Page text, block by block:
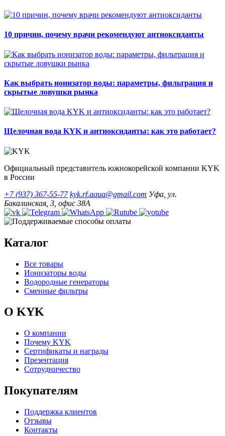
10 причин, почему врачи рекомендуют антиоксиданты
Как выбрать ионизатор воды: параметры, фильтрация и
скрытые ловушки рынка
Щелочная вода KYK и антиоксиданты: как это работает?
Официальный представитель южнокорейской компании KYK
в России
+7 (937) 367-55-77 kyk.rf.aqua@gmail.com Уфа, ул.
Бакалинская, 3, офис 38А
Каталог
Все товары
Ионизаторы воды
Водородные генераторы
Сменные фильтры
О KYK
О компании
Почему KYK
Сертификаты и награды
Презентация
Сотрудничество
Покупателям
Поддержка клиентов
Отзывы
Контакты